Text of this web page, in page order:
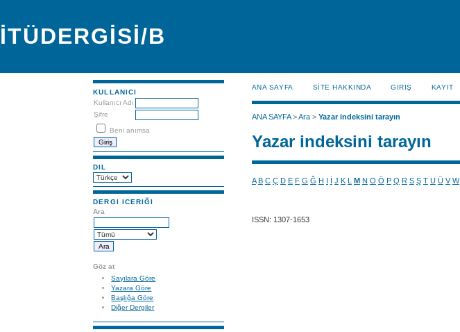
İTÜDERGİSİ/B
KULLANICI
Kullanıcı Adı
Şifre
Beni anımsa
DIL
DERGI ICERIĞI
Ara
Göz at
Sayılara Göre
Yazara Göre
Başlığa Göre
Diğer Dergiler
ANA SAYFA SİTE HAKKINDA GIRIŞ KAYIT
ANA SAYFA>Ara> Yazar indeksini tarayın
Yazar indeksini tarayın
A B C Ç D E F G Ğ H I İ J K L M N O Ö P Q R S Ş T U Ü V W
ISSN: 1307-1653